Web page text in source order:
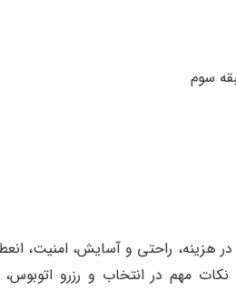
هزینه، راحتی و آسایش، امنیت،
مهم در انتخاب و رزرو